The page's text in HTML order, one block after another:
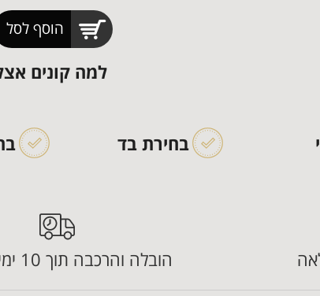
הוסף לסל
למה קונים
בחירת בד
הובלה והרכבה תוך 10 ימי עסקים